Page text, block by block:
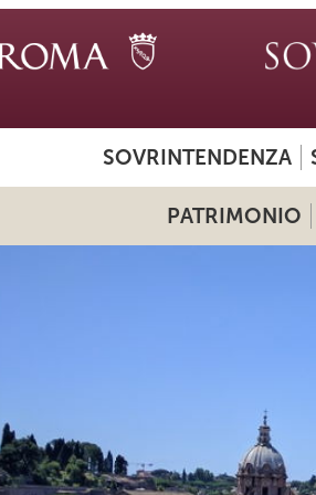
SOVRINTENDENZA
PATRIMONIO